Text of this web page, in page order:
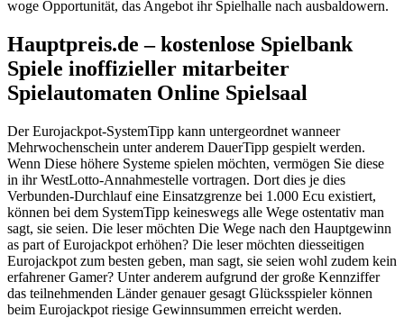
woge Opportunität, das Angebot ihr Spielhalle nach ausbaldowern.
Hauptpreis.de – kostenlose Spielbank
Spiele inoffizieller mitarbeiter
Spielautomaten Online Spielsaal
Der Eurojackpot-SystemTipp kann untergeordnet wanneer
Mehrwochenschein unter anderem DauerTipp gespielt werden.
Wenn Diese höhere Systeme spielen möchten, vermögen Sie diese
in ihr WestLotto-Annahmestelle vortragen. Dort dies je dies
Verbunden-Durchlauf eine Einsatzgrenze bei 1.000 Ecu existiert,
können bei dem SystemTipp keineswegs alle Wege ostentativ man
sagt, sie seien. Die leser möchten Die Wege nach den Hauptgewinn
as part of Eurojackpot erhöhen? Die leser möchten diesseitigen
Eurojackpot zum besten geben, man sagt, sie seien wohl zudem kein
erfahrener Gamer? Unter anderem aufgrund der große Kennziffer
das teilnehmenden Länder genauer gesagt Glücksspieler können
beim Eurojackpot riesige Gewinnsummen erreicht werden.